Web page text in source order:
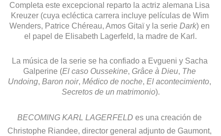
Completa este excepcional reparto la actriz alemana Lisa
Kreuzer (cuya ecléctica carrera incluye películas de Wim
Wenders, Patrice Chéreau, Amos Gitaï y la serie Dark) en
el papel de Elisabeth Lagerfeld, la madre de Karl.
La música de la serie se ha confiado a Evgueni y Sacha
Galperine (El caso Oussekine, Grâce à Dieu, The
Undoing, Baron noir, Médico de noche, El acontecimiento,
Secretos de un matrimonio).
BECOMING KARL LAGERFELD es una creación de
Christophe Riandee, director general adjunto de Gaumont,